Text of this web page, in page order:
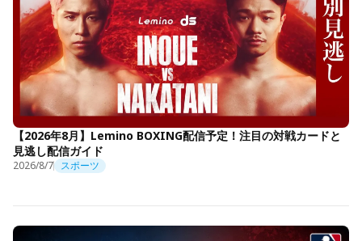
【2026年8月】Lemino BOXING配信予定！注目の対戦カードと
見逃し配信ガイド
2026/8/7 スポーツ